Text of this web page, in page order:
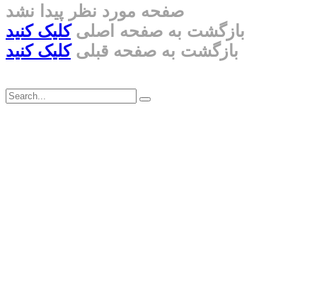
صفحه مورد نظر پیدا نشد
بازگشت به صفحه اصلیکلیک کنید
بازگشت به صفحه قبلیکلیک کنید